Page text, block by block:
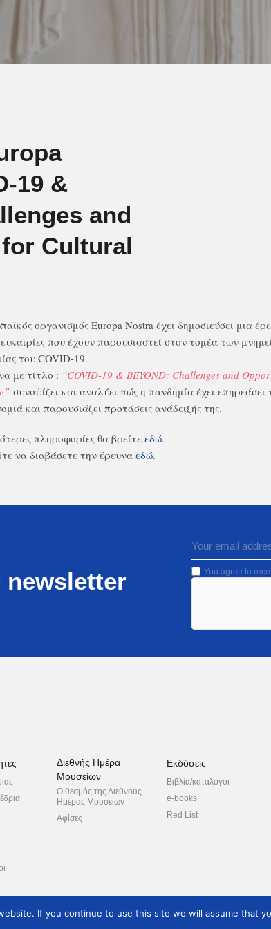
19 &
and
Cultural
οργανισμός Europa Nostra έχει δημοσιεύσει μια
ευκαιρίες που έχουν παρουσιαστεί στον τομέα των
του COVID-19.
με τίτλο : “COVID-19 & BEYOND: Challenges and
συνοψίζει και αναλύει πώς η πανδημία έχει επηρεάσει
και παρουσιάζει προτάσεις ανάδειξής της.
πληροφορίες θα βρείτε εδώ.
να διαβάσετε την έρευνα εδώ.
You agree to
Διεθνής Ημέρα
Μουσείων
Ο θεσμός της Διεθνούς
Ημέρας Μουσείων
Αφίσες
Εκδόσεις
Βιβλία/κατάλογοι
e-books
Red List
If you continue to use this site we will assume that